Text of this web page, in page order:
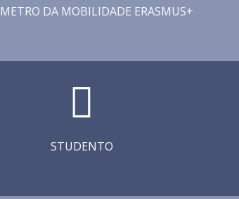
DA MOBILIDADE ERASMUS+
STUDENTO